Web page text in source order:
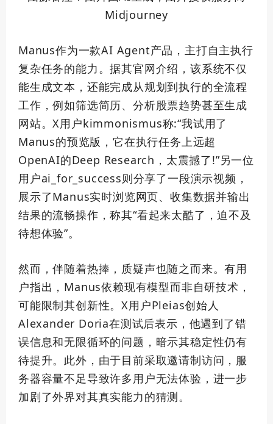
Midjourney
Manus作为一款AI Agent产品，主打自主执行
复杂任务的能力。据其官网介绍，该系统不仅
能生成文本，还能完成从规划到执行的全流程
工作，例如筛选简历、分析股票趋势甚至生成
网站。X用户kimmonismus称:“我试用了
Manus的预览版，它在执行任务上远超
OpenAI的Deep Research，太震撼了!”另一位
用户ai_for_success则分享了一段演示视频，
展示了Manus实时浏览网页、收集数据并输出
结果的流畅操作，称其“看起来太酷了，迫不及
待想体验”。
然而，伴随着热捧，质疑声也随之而来。有用
户指出，Manus依赖现有模型而非自研技术，
可能限制其创新性。X用户Pleias创始人
Alexander Doria在测试后表示，他遇到了错
误信息和无限循环的问题，暗示其稳定性仍有
待提升。此外，由于目前采取邀请制访问，服
务器容量不足导致许多用户无法体验，进一步
加剧了外界对其真实能力的猜测。